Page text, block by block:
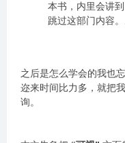
本书，内里会讲
跳过这部门内容。
之后是怎么学会的我也忘
迩来时间比力多，就把
询。